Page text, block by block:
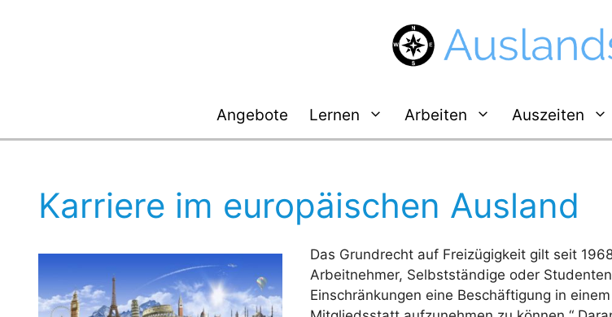
Angebote Lernen Arbeiten Auszeiten
Karriere im europäischen Ausland
Das Grundrecht auf Freizügigkeit gilt seit
Arbeitnehmer, Selbstständige oder
Einschränkungen eine Beschäftigung in